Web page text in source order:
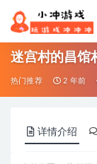
迷宫村的昌馆
热门推荐 2 年前
详情介绍